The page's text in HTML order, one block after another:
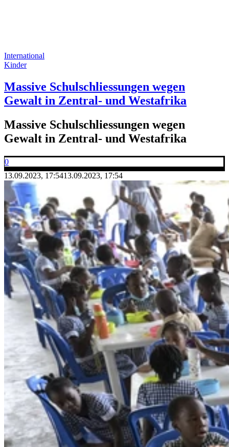
International
Kinder
Massive Schulschliessungen wegen
Gewalt in Zentral- und Westafrika
Massive Schulschliessungen wegen
Gewalt in Zentral- und Westafrika
0
13.09.2023, 17:5413.09.2023, 17:54